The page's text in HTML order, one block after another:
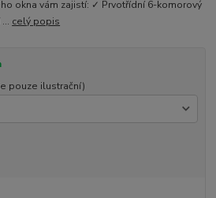
okna vám zajistí: ✓ Prvotřídní 6-komorový
celý popis
pouze ilustrační)